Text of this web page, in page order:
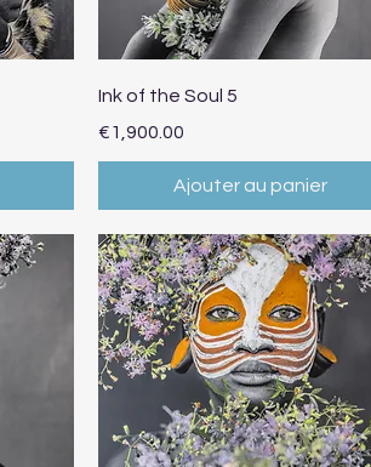
Aperçu rapide
Ink of the Soul 5
Prix
€1,900.00
Ajouter au panier